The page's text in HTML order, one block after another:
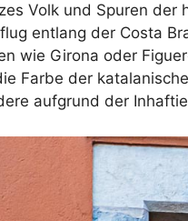
Volk und Spuren
entlang der Costa
wie Girona oder
Farbe der
aufgrund der